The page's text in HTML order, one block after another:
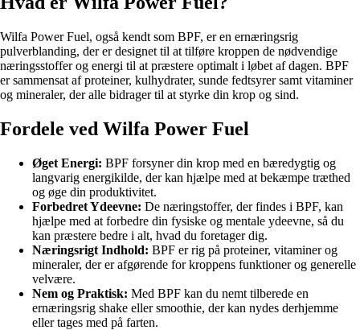
Wilfa Power Fuel, også kendt som BPF, er en ernæringsrig
pulverblanding, der er designet til at tilføre kroppen de nødvendige
næringsstoffer og energi til at præstere optimalt i løbet af dagen. BPF
er sammensat af proteiner, kulhydrater, sunde fedtsyrer samt vitaminer
og mineraler, der alle bidrager til at styrke din krop og sind.
Fordele ved Wilfa Power Fuel
Øget Energi: BPF forsyner din krop med en bæredygtig og
langvarig energikilde, der kan hjælpe med at bekæmpe træthed
og øge din produktivitet.
Forbedret Ydeevne: De næringstoffer, der findes i BPF, kan
hjælpe med at forbedre din fysiske og mentale ydeevne, så du
kan præstere bedre i alt, hvad du foretager dig.
Næringsrigt Indhold: BPF er rig på proteiner, vitaminer og
mineraler, der er afgørende for kroppens funktioner og generelle
velvære.
Nem og Praktisk: Med BPF kan du nemt tilberede en
ernæringsrig shake eller smoothie, der kan nydes derhjemme
eller tages med på farten.